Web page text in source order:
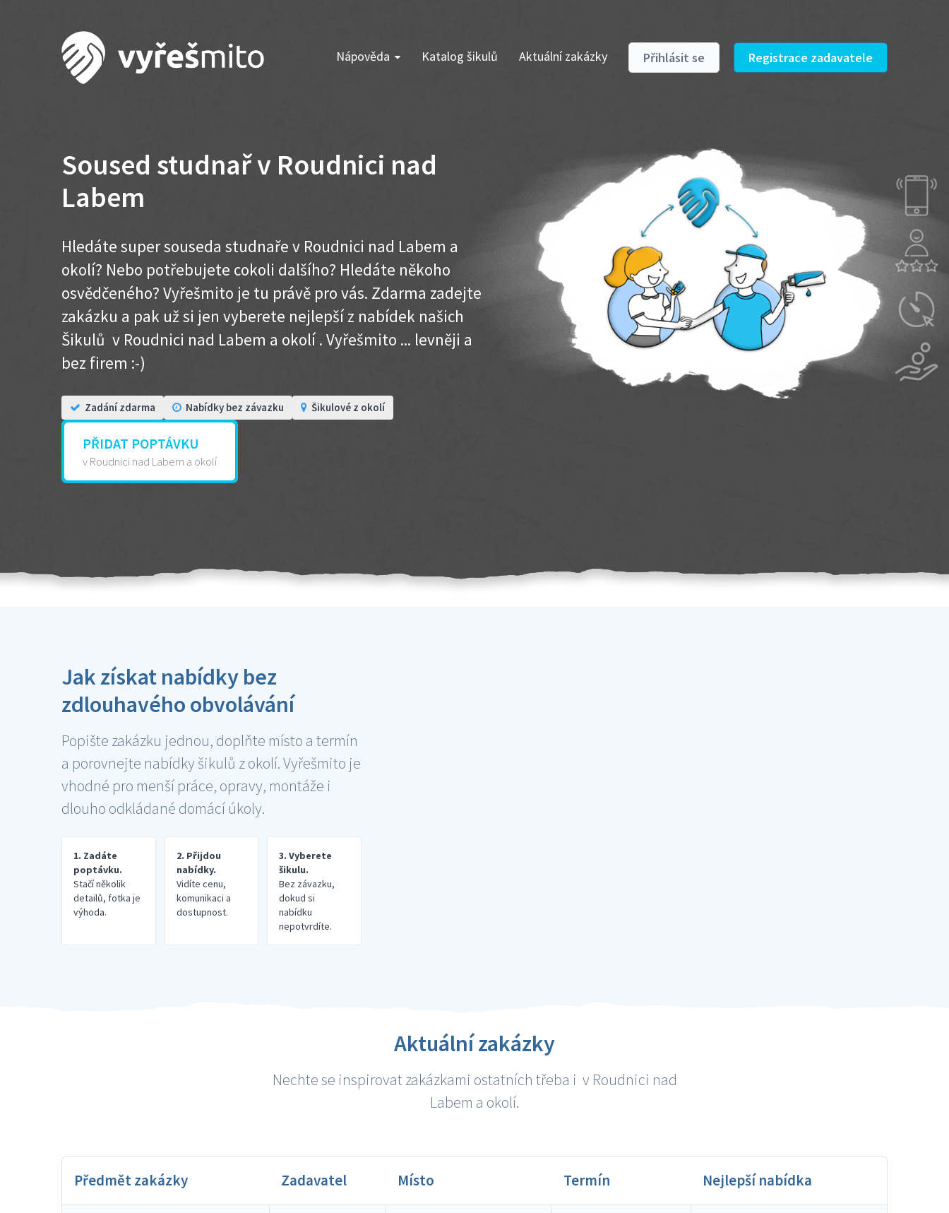
Nápověda Katalog šikulů Aktuální zakázky Přihlásit se Registrace zadavatele
Soused studnař v Roudnici nad
Labem
Hledáte super souseda studnaře v Roudnici nad Labem a
okolí? Nebo potřebujete cokoli dalšího? Hledáte někoho
osvědčeného? Vyřešmito je tu právě pro vás. Zdarma zadejte
zakázku a pak už si jen vyberete nejlepší z nabídek našich
Šikulů v Roudnici nad Labem a okolí . Vyřešmito ... levněji a
bez firem :-)
Zadání zdarma Nabídky bez závazku Šikulové z okolí
PŘIDAT POPTÁVKU
v Roudnici nad Labem a okolí
Jak získat nabídky bez
zdlouhavého obvolávání
Popište zakázku jednou, doplňte místo a termín
a porovnejte nabídky šikulů z okolí. Vyřešmito je
vhodné pro menší práce, opravy, montáže i
dlouho odkládané domácí úkoly.
1. Zadáte
poptávku.
Stačí několik
detailů, fotka je
výhoda.
2. Přijdou
nabídky.
Vidíte cenu,
komunikaci a
dostupnost.
3. Vyberete
šikulu.
Bez závazku,
dokud si
nabídku
nepotvrdíte.
Aktuální zakázky
Nechte se inspirovat zakázkami ostatních třeba i v Roudnici nad
Labem a okolí.
Předmět zakázky Zadavatel Místo Termín Nejlepší nabídka